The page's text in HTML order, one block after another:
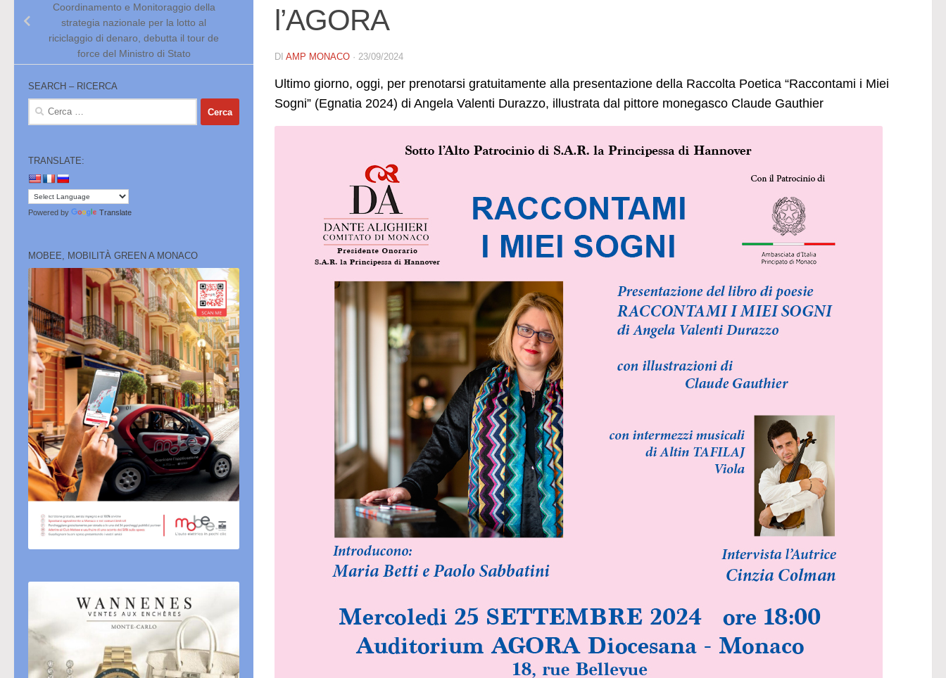
l’AGORA
DI AMP MONACO · 23/09/2024
Ultimo giorno, oggi, per prenotarsi gratuitamente alla presentazione della Raccolta Poetica “Raccontami i Miei
Sogni” (Egnatia 2024) di Angela Valenti Durazzo, illustrata dal pittore monegasco Claude Gauthier
Coordinamento e Monitoraggio della
strategia nazionale per la lotto al
riciclaggio di denaro, debutta il tour de
force del Ministro di Stato
SEARCH – RICERCA
Ricerca
TRANSLATE:
Powered by Translate
MOBEE, MOBILITÀ GREEN A MONACO